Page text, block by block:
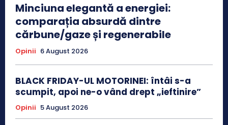
Minciuna elegantă a energiei:
comparația absurdă dintre
cărbune/gaze și regenerabile
Opinii 6 August 2026
BLACK FRIDAY-UL MOTORINEI: întâi s-a
scumpit, apoi ne-o vând drept „ieftinire”
Opinii 5 August 2026